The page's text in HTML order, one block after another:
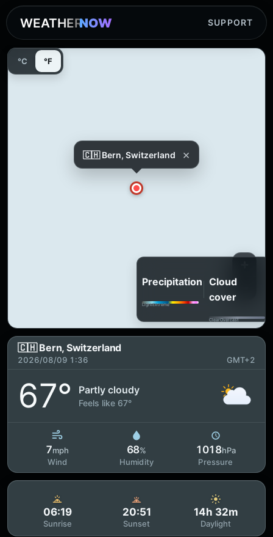
WEATHERNOW SUPPORT
°C °F
🇨🇭 Bern, Switzerland ×
Precipitation
LightExtreme
Cloud
cover
ClearOvercast
🇨🇭 Bern, Switzerland
2026/08/09 1:36 GMT+2
67° Partly cloudy
Feels like 67°
7mph
Wind
68%
Humidity
1018hPa
Pressure
Sunrise
06:19
Sunset
20:51
Daylight
14h 32m